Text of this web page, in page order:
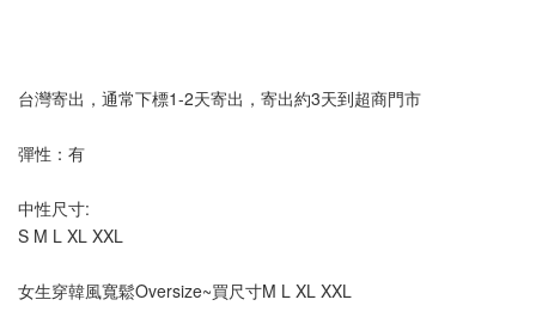
台灣寄出，通常下標1-2天寄出，寄出約3天到超商門市
彈性：有
中性尺寸:
S M L XL XXL
女生穿韓風寬鬆Oversize~買尺寸M L XL XXL